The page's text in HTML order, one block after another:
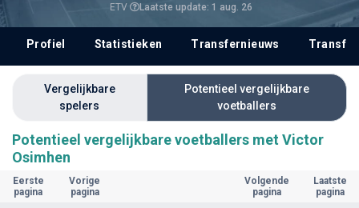
ETV Laatste update: 1 aug. 26
Profiel Statistieken Transfernieuws
Vergelijkbare
spelers
Potentieel vergelijkbare
voetballers
Potentieel vergelijkbare voetballers met Victor
Osimhen
Eerste
pagina
Vorige
pagina
Volgende
pagina
Laatste
pagina